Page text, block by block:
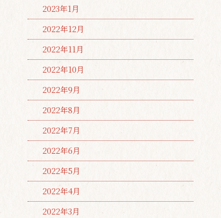
2023年1月
2022年12月
2022年11月
2022年10月
2022年9月
2022年8月
2022年7月
2022年6月
2022年5月
2022年4月
2022年3月